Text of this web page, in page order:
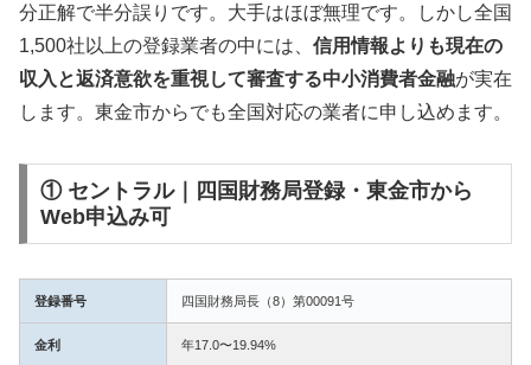
分正解で半分誤りです。大手はほぼ無理です。しかし全国
1,500社以上の登録業者の中には、 信用情報よりも現在の
収入と返済意欲を重視して審査する中小消費者金融が実在
します。東金市からでも全国対応の業者に申し込めます。
① セントラル｜四国財務局登録・東金市から
Web申込み可
登録番号 四国財務局長（8）第00091号
金利 年17.0〜19.94%